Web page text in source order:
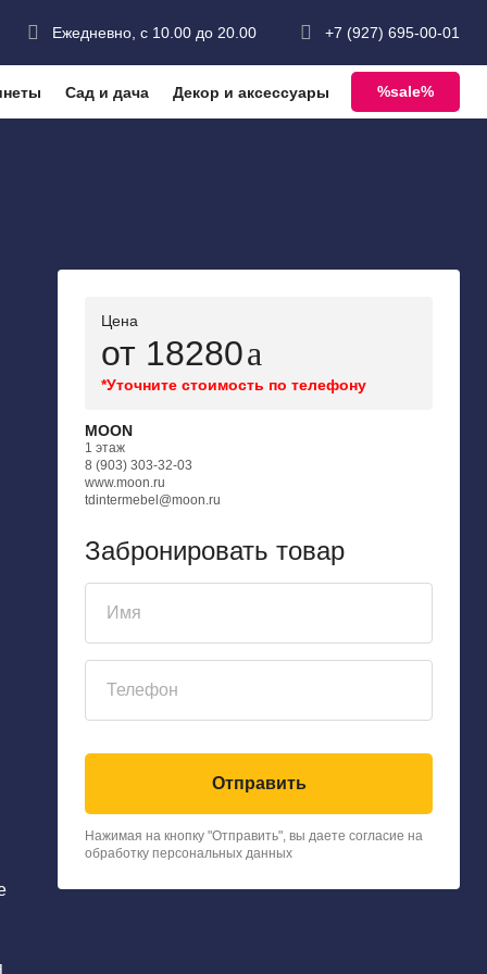
Ежедневно, с 10.00 до 20.00 +7 (927) 695-00-01
Сад и дача Декор и аксессуары %sale%
Цена
от 18280
*Уточните стоимость по телефону
MOON
1 этаж
8 (903) 303-32-03
www.moon.ru
tdintermebel@moon.ru
Забронировать товар
Отправить
Нажимая на кнопку "Отправить", вы даете согласие на
обработку персональных данных